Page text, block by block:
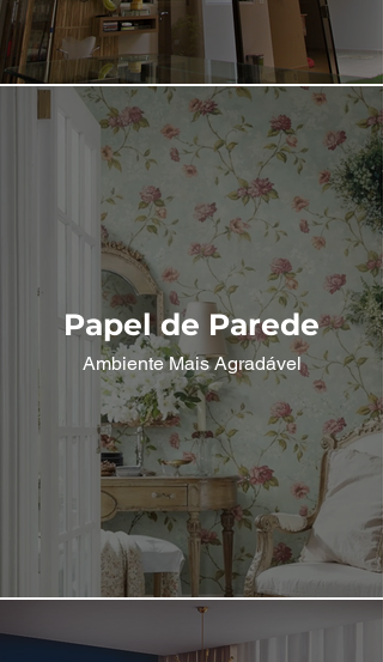
Papel de Parede
Ambiente Mais Agradável